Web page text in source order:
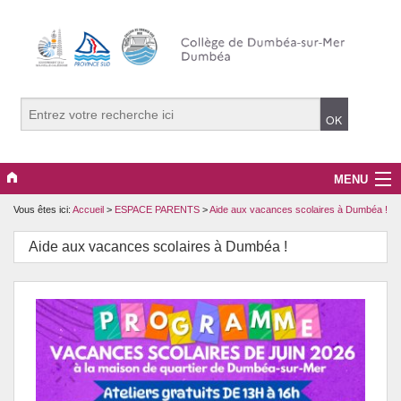
MENU
RENTREE DES CLASSES 2026
ACTUALITES
LES DISCIPLINES
COLLEGE
ESPACE PARENTS
Vous êtes ici: Accueil > ESPACE PARENTS >Aide aux vacances scolaires à Dumbéa !
Aide aux vacances scolaires à Dumbéa !